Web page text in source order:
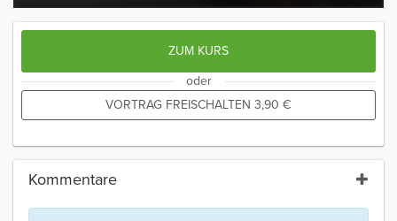
ZUM KURS
oder
VORTRAG FREISCHALTEN 3,90 €
Kommentare